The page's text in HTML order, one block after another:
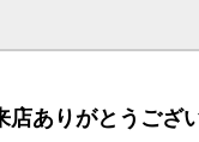
店ありがとうござ